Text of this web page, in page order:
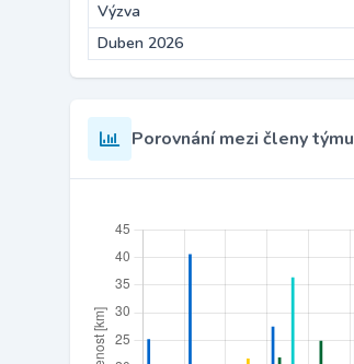
Výzva
Duben 2026
Porovnání mezi členy týmu